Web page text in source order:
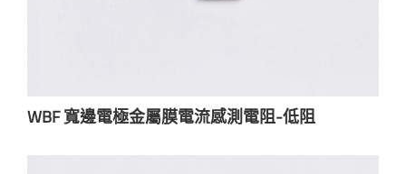
WBF 寬邊電極金屬膜電流感測電阻-低阻